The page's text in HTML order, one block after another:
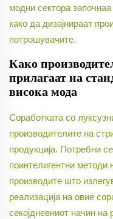
модни сектора
како да дизајнираат
потрошувачите.
Како
прилагаат на
висока мода
Соработката со
производителите на
продукција. Потребни
поинтелигентни методи
производите што
реализација на овие
секојдневниот начин